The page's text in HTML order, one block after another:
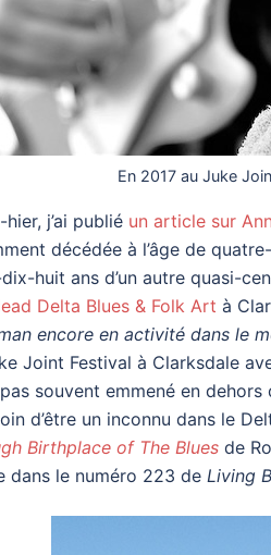
En 2017 au Juke
j’ai publié un article sur
décédée à l’âge de
huit ans d’un autre quasi-
Delta Blues & Folk Art à
encore en activité dans le
Joint Festival à Clarksdale
pas souvent emmené en
d’être un inconnu dans le
Birthplace of The Blues de
dans le numéro 223 de Living